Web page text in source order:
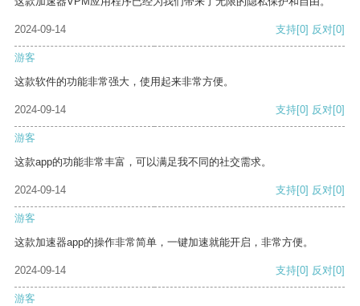
2024-09-14 支持[0] 反对[0]
游客
这款软件的功能非常强大，使用起来非常方便。
2024-09-14 支持[0] 反对[0]
游客
这款app的功能非常丰富，可以满足我不同的社交需求。
2024-09-14 支持[0] 反对[0]
游客
这款加速器app的操作非常简单，一键加速就能开启，非常方便。
2024-09-14 支持[0] 反对[0]
游客